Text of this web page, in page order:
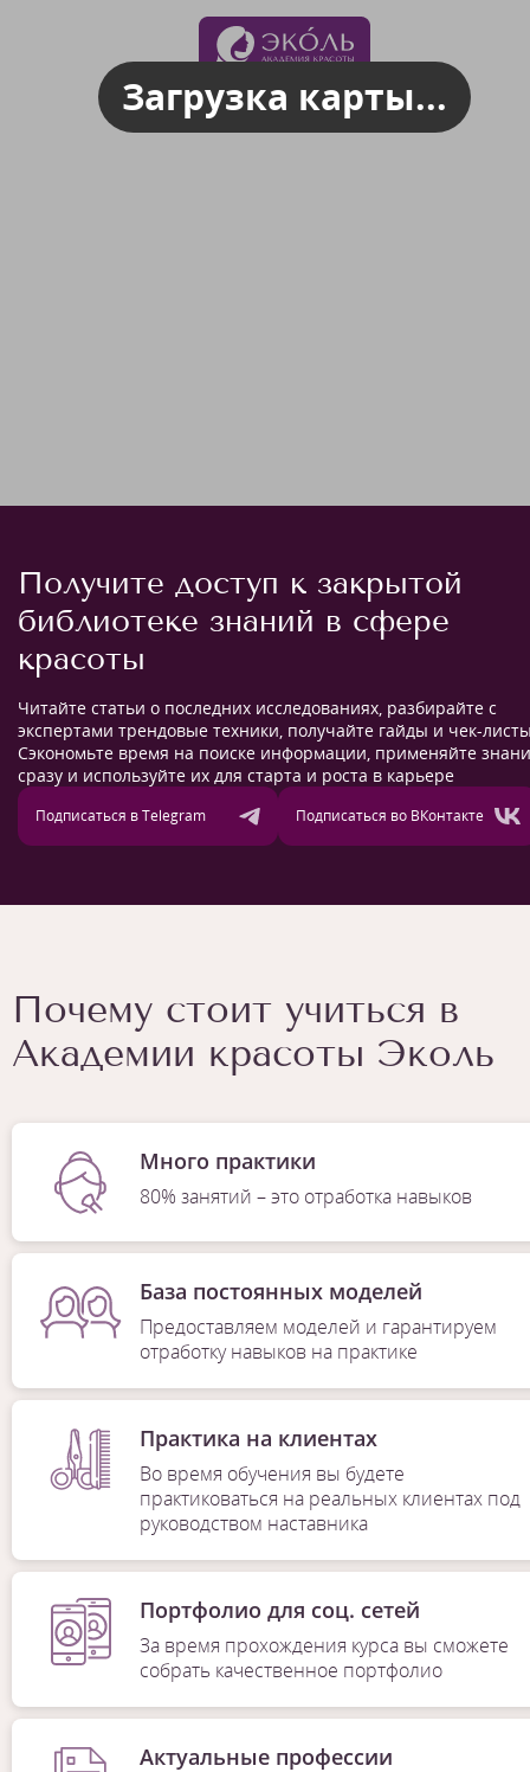
Загрузка карты...
Получите доступ к закрытой
библиотеке знаний в сфере
красоты
Читайте статьи о последних исследованиях, разбирайте с
экспертами трендовые техники, получайте гайды и чек-
Сэкономьте время на поиске информации, применяйте
сразу и используйте их для старта и роста в карьере
Подписаться в Telegram Подписаться во ВКонтакте
Почему стоит учиться в
Академии красоты Эколь
Много практики
80% занятий – это отработка навыков
База постоянных моделей
Предоставляем моделей и гарантируем
отработку навыков на практике
Практика на клиентах
Во время обучения вы будете
практиковаться на реальных клиентах под
руководством наставника
Портфолио для соц. сетей
За время прохождения курса вы сможете
собрать качественное портфолио
Актуальные профессии